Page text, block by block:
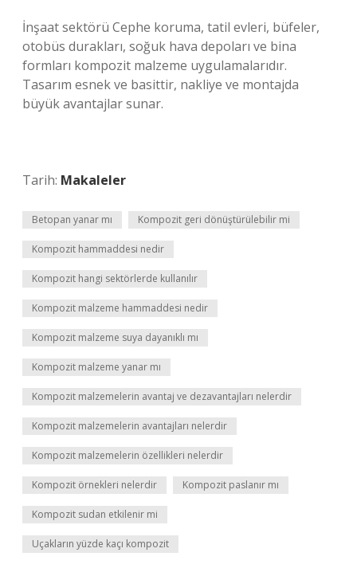
İnşaat sektörü Cephe koruma, tatil evleri, büfeler,
otobüs durakları, soğuk hava depoları ve bina
formları kompozit malzeme uygulamalarıdır.
Tasarım esnek ve basittir, nakliye ve montajda
büyük avantajlar sunar.
Tarih: Makaleler
Betopan yanar mı Kompozit geri dönüştürülebilir mi
Kompozit hammaddesi nedir
Kompozit hangi sektörlerde kullanılır
Kompozit malzeme hammaddesi nedir
Kompozit malzeme suya dayanıklı mı
Kompozit malzeme yanar mı
Kompozit malzemelerin avantaj ve dezavantajları nelerdir
Kompozit malzemelerin avantajları nelerdir
Kompozit malzemelerin özellikleri nelerdir
Kompozit örnekleri nelerdir Kompozit paslanır mı
Kompozit sudan etkilenir mi
Uçakların yüzde kaçı kompozit